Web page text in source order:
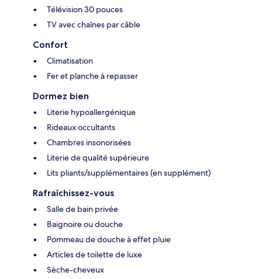
Télévision 30 pouces
TV avec chaînes par câble
Confort
Climatisation
Fer et planche à repasser
Dormez bien
Literie hypoallergénique
Rideaux occultants
Chambres insonorisées
Literie de qualité supérieure
Lits pliants/supplémentaires (en supplément)
Rafraîchissez-vous
Salle de bain privée
Baignoire ou douche
Pommeau de douche à effet pluie
Articles de toilette de luxe
Sèche-cheveux